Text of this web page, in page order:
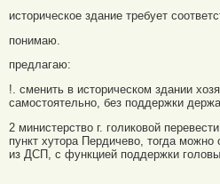
историческое здание требует
понимаю.
предлагаю:
!. сменить в историческом здании
самостоятельно, без поддержки
2 министерство г. голиковой
пункт хутора Пердичево, тогда можно
из ДСП, с функцией поддержки